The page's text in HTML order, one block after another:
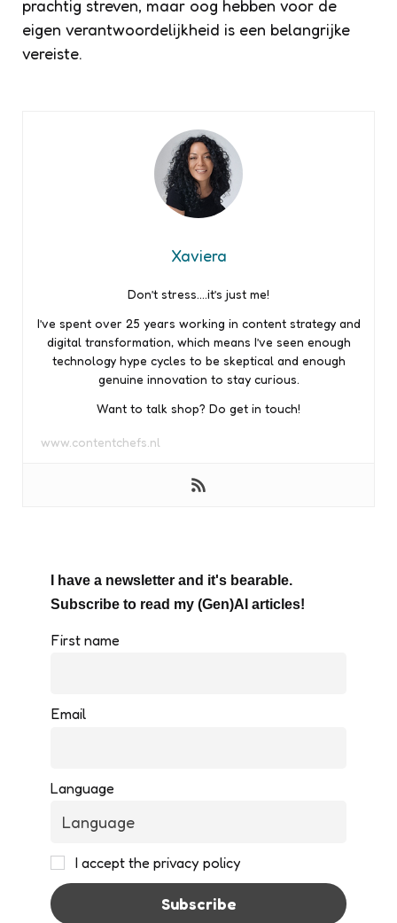
prachtig streven, maar oog hebben voor de
eigen verantwoordelijkheid is een belangrijke
vereiste.
Xaviera
Don’t stress….it’s just me!
I’ve spent over 25 years working in content strategy and
digital transformation, which means I’ve seen enough
technology hype cycles to be skeptical and enough
genuine innovation to stay curious.
Want to talk shop? Do get in touch!
www.contentchefs.nl
I have a newsletter and it's bearable.
Subscribe to read my (Gen)AI articles!
First name
Email
Language
I accept the privacy policy